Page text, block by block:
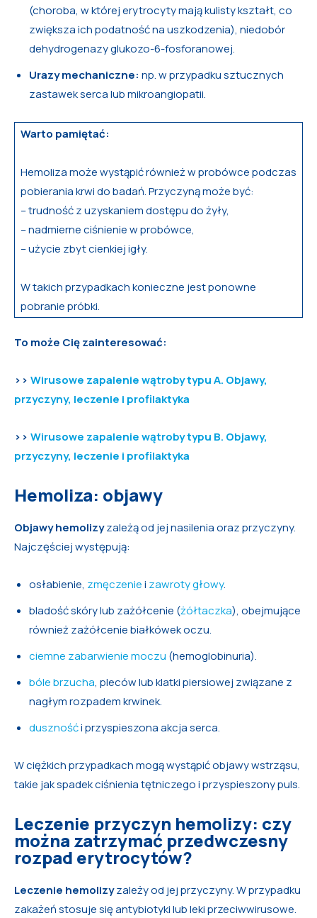
(choroba, w której erytrocyty mają kulisty kształt, co
zwiększa ich podatność na uszkodzenia), niedobór
dehydrogenazy glukozo-6-fosforanowej.
Urazy mechaniczne: np. w przypadku sztucznych
zastawek serca lub mikroangiopatii.
Warto pamiętać:
Hemoliza może wystąpić również w probówce podczas
pobierania krwi do badań. Przyczyną może być:
– trudność z uzyskaniem dostępu do żyły,
– nadmierne ciśnienie w probówce,
– użycie zbyt cienkiej igły.
W takich przypadkach konieczne jest ponowne
pobranie próbki.
To może Cię zainteresować:
>> Wirusowe zapalenie wątroby typu A. Objawy,
przyczyny, leczenie i profilaktyka
>> Wirusowe zapalenie wątroby typu B. Objawy,
przyczyny, leczenie i profilaktyka
Hemoliza: objawy
Objawy hemolizyzależą od jej nasilenia oraz przyczyny.
Najczęściej występują:
osłabienie, zmęczeniei zawroty głowy.
bladość skóry lub zażółcenie (żółtaczka), obejmujące
również zażółcenie białkówek oczu.
ciemne zabarwienie moczu (hemoglobinuria).
bóle brzucha, pleców lub klatki piersiowej związane z
nagłym rozpadem krwinek.
dusznośći przyspieszona akcja serca.
W ciężkich przypadkach mogą wystąpić objawy wstrząsu,
takie jak spadek ciśnienia tętniczego i przyspieszony puls.
Leczenie przyczyn hemolizy: czy
można zatrzymać przedwczesny
rozpad erytrocytów?
Leczenie hemolizyzależy od jej przyczyny. W przypadku
zakażeń stosuje się antybiotyki lub leki przeciwwirusowe.